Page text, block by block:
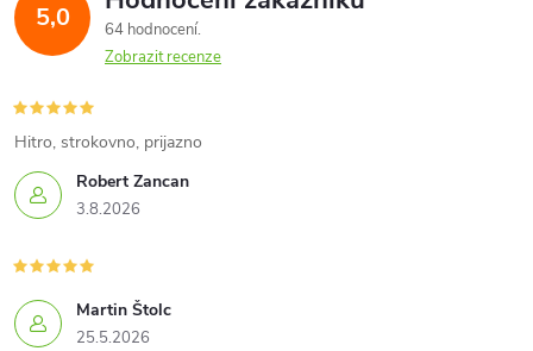
5,0
64 hodnocení
Zobrazit recenze
Robert Zancan
3.8.2026
Hitro, strokovno, prijazno
Martin Štolc
25.5.2026